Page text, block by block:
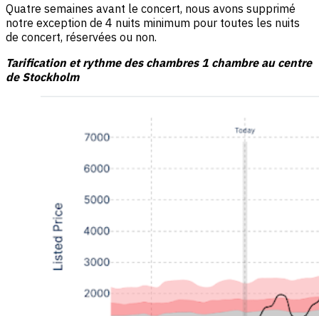
Quatre semaines avant le concert, nous avons supprimé
notre exception de 4 nuits minimum pour toutes les nuits
de concert, réservées ou non.
Tarification et rythme des chambres 1 chambre au centre
de Stockholm